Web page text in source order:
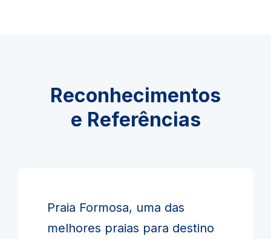
Reconhecimentos
e Referências
Praia Formosa, uma das
melhores praias para destino